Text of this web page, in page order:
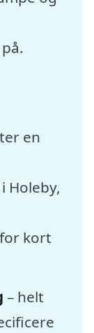
en
Holeby,
kort
– helt